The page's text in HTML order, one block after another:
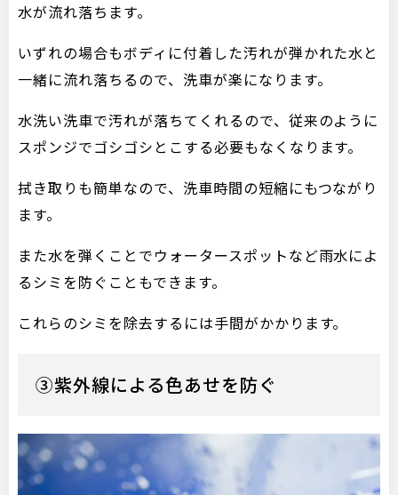
水が流れ落ちます。
いずれの場合もボディに付着した汚れが弾かれた水と
一緒に流れ落ちるので、洗車が楽になります。
水洗い洗車で汚れが落ちてくれるので、従来のように
スポンジでゴシゴシとこする必要もなくなります。
拭き取りも簡単なので、洗車時間の短縮にもつながり
ます。
また水を弾くことでウォータースポットなど雨水によ
るシミを防ぐこともできます。
これらのシミを除去するには手間がかかります。
③紫外線による色あせを防ぐ